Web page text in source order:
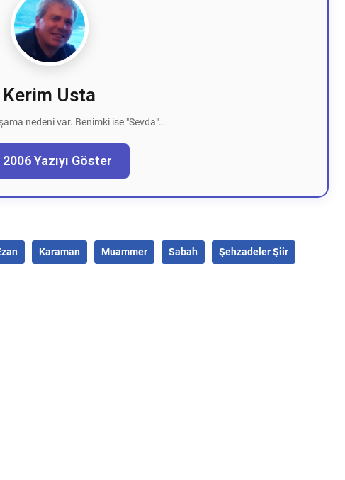
Kerim Usta
nedeni var. Benimki ise "Sevda"…
2006 Yazıyı Göster
Karaman Muammer Sabah Şehzadeler Şiir